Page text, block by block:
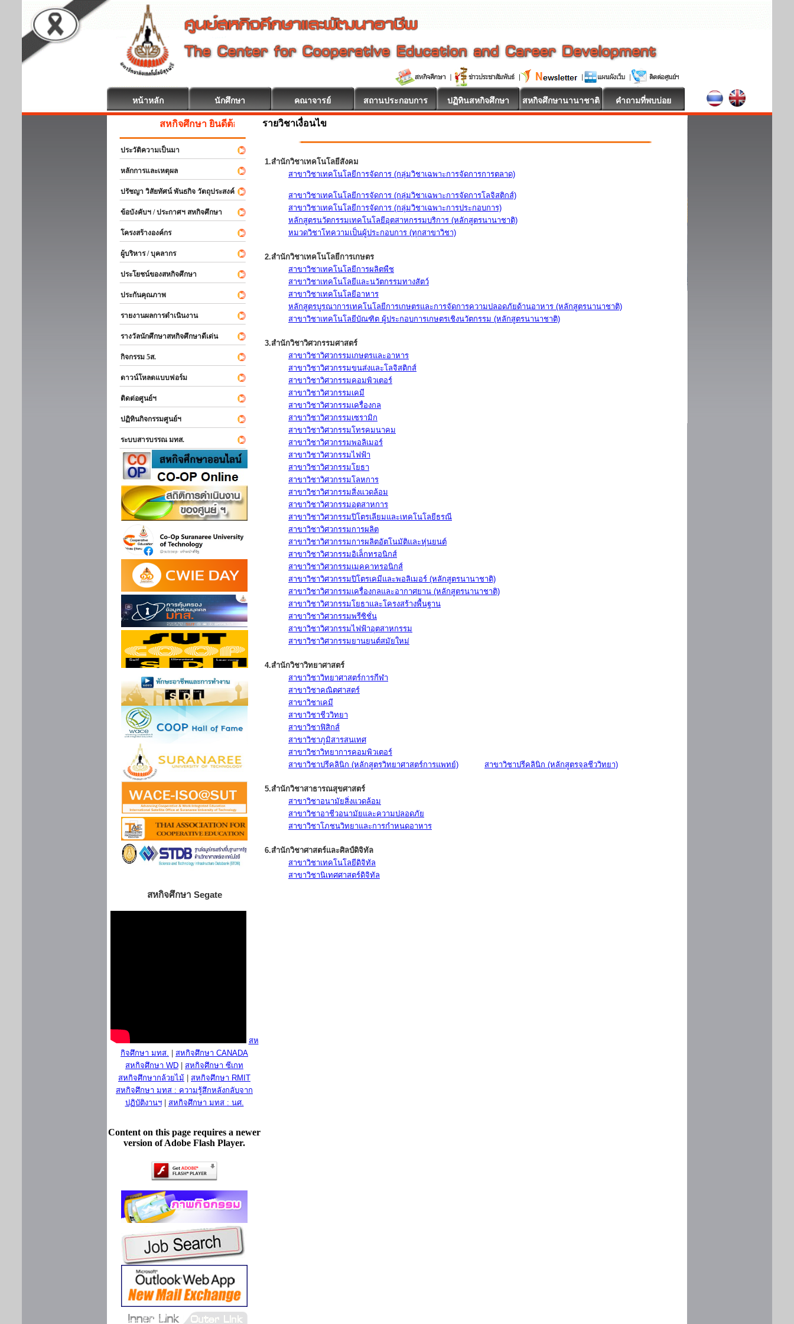
หน้าหลัก นักศึกษา คณาจารย์ สถานประกอบการ ปฏิทินสหกิจศึกษา สหกิจศึกษานานาชาติ คำถามที่พบบ่อย
สหกิจศึกษา ยินดีต้อนรับ
ประวัติความเป็นมา
หลักการและเหตุผล
ปรัชญา วิสัยทัศน์ พันธกิจ วัตถุประสงค์
ข้อบังคับฯ / ประกาศฯ สหกิจศึกษา
โครงสร้างองค์กร
ผู้บริหาร / บุคลากร
ประโยชน์ของสหกิจศึกษา
ประกันคุณภาพ
รายงานผลการดำเนินงาน
รางวัลนักศึกษาสหกิจศึกษาดีเด่น
กิจกรรม 5ส.
ดาวน์โหลดแบบฟอร์ม
ติดต่อศูนย์ฯ
ปฏิทินกิจกรรมศูนย์ฯ
ระบบสารบรรณ มทส.
สหกิจศึกษา Segate
สห
กิจศึกษา มทส.
สหกิจศึกษา CANADA
สหกิจศึกษา WD
สหกิจศึกษา ซีเกท
สหกิจศึกษากล้วยไม้
สหกิจศึกษา RMIT
สหกิจศึกษา มทส : ความรู้สึกหลังกลับจาก
ปฏิบัติงานฯ| สหกิจศึกษา มทส : นศ.
Content on this page requires a newer
version of Adobe Flash Player.
รายวิชาเงื่อนไข
1.สำนักวิชาเทคโนโลยีสังคม
สาขาวิชาเทคโนโลยีการจัดการ (กลุ่มวิชาเฉพาะการจัดการการตลาด)
สาขาวิชาเทคโนโลยีการจัดการ (กลุ่มวิชาเฉพาะการจัดการโลจิสติกส์)
สาขาวิชาเทคโนโลยีการจัดการ (กลุ่มวิชาเฉพาะการประกอบการ)
หลักสูตรนวัตกรรมเทคโนโลยีอุตสาหกรรมบริการ (หลักสูตรนานาชาติ)
หมวดวิชาโทความเป็นผู้ประกอบการ (ทุกสาขาวิชา)
2.สำนักวิชาเทคโนโลยีการเกษตร
สาขาวิชาเทคโนโลยีการผลิตพืช
สาขาวิชาเทคโนโลยีและนวัตกรรมทางสัตว์
สาขาวิชาเทคโนโลยีอาหาร
หลักสูตรบูรณาการเทคโนโลยีการเกษตรและการจัดการความปลอดภัยด้านอาหาร (หลักสูตรนานาชาติ)
สาขาวิชาเทคโนโลยีบัณฑิต ผู้ประกอบการเกษตรเชิงนวัตกรรม (หลักสูตรนานาชาติ)
3.สำนักวิชาวิศวกรรมศาสตร์
สาขาวิชาวิศวกรรมเกษตรและอาหาร
สาขาวิชาวิศวกรรมขนส่งและโลจิสติกส์
สาขาวิชาวิศวกรรมคอมพิวเตอร์
สาขาวิชาวิศวกรรมเคมี
สาขาวิชาวิศวกรรมเครื่องกล
สาขาวิชาวิศวกรรมเซรามิก
สาขาวิชาวิศวกรรมโทรคมนาคม
สาขาวิชาวิศวกรรมพอลิเมอร์
สาขาวิชาวิศวกรรมไฟฟ้า
สาขาวิชาวิศวกรรมโยธา
สาขาวิชาวิศวกรรมโลหการ
สาขาวิชาวิศวกรรมสิ่งแวดล้อม
สาขาวิชาวิศวกรรมอุตสาหการ
สาขาวิชาวิศวกรรมปิโตรเลียมและเทคโนโลยีธรณี
สาขาวิชาวิศวกรรมการผลิต
สาขาวิชาวิศวกรรมการผลิตอัตโนมัติและหุ่นยนต์
สาขาวิชาวิศวกรรมอิเล็กทรอนิกส์
สาขาวิชาวิศวกรรมเมคคาทรอนิกส์
สาขาวิชาวิศวกรรมปิโตรเคมีและพอลิเมอร์ (หลักสูตรนานาชาติ)
สาขาวิชาวิศวกรรมเครื่องกลและอากาศยาน (หลักสูตรนานาชาติ)
สาขาวิชาวิศวกรรมโยธาและโครงสร้างพื้นฐาน
สาขาวิชาวิศวกรรมพรีซิชั่น
สาขาวิชาวิศวกรรมไฟฟ้าอุตสาหกรรม
สาขาวิชาวิศวกรรมยานยนต์สมัยใหม่
4.สำนักวิชาวิทยาศาสตร์
สาขาวิชาวิทยาศาสตร์การกีฬา
สาขาวิชาคณิตศาสตร์
สาขาวิชาเคมี
สาขาวิชาชีววิทยา
สาขาวิชาฟิสิกส์
สาขาวิชาภูมิสารสนเทศ
สาขาวิชาวิทยาการคอมพิวเตอร์
สาขาวิชาปรีคลินิก (หลักสูตรวิทยาศาสตร์การแพทย์)
สาขาวิชาปรีคลินิก (หลักสูตรจุลชีววิทยา)
5.สำนักวิชาสาธารณสุขศาสตร์
สาขาวิชาอนามัยสิ่งแวดล้อม
สาขาวิชาอาชีวอนามัยและความปลอดภัย
สาขาวิชาโภชนวิทยาและการกำหนดอาหาร
6.สำนักวิชาศาสตร์และศิลป์ดิจิทัล
สาขาวิชาเทคโนโลยีดิจิทัล
สาขาวิชานิเทศศาสตร์ดิจิทัล